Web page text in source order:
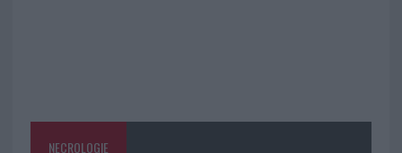
NECROLOGIE